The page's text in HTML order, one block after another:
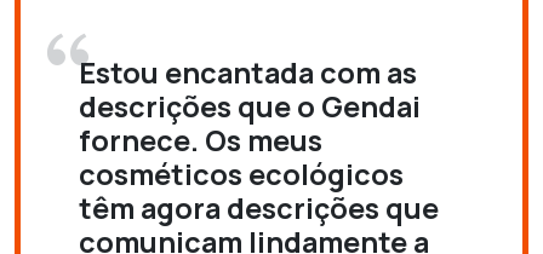
Estou encantada com as
descrições que o Gendai
fornece. Os meus
cosméticos ecológicos
têm agora descrições que
comunicam lindamente a